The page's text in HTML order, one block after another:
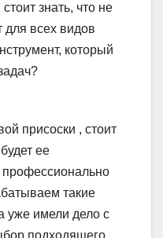
знать, что не
для всех видов
который
присоски , стоит
ее
такие
уже имели дело с